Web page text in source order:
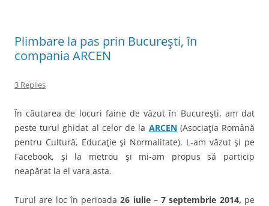
Plimbare la pas prin Bucureşti, în
compania ARCEN
3 Replies
În căutarea de locuri faine de văzut în Bucureşti, am dat
peste turul ghidat al celor de la ARCEN(Asociaţia Română
pentru Cultură, Educaţie şi Normalitate). L-am văzut şi pe
Facebook, şi la metrou şi mi-am propus să particip
neapărat la el vara asta.
Turul are loc în perioada26 iulie – 7 septembrie 2014, pe